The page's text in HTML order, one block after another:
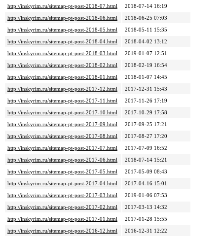
http://inskyrim.ru/sitemap-pt-post-2018-07.html
2018-07-14 16:19
http://inskyrim.ru/sitemap-pt-post-2018-06.html
2018-06-25 07:03
http://inskyrim.ru/sitemap-pt-post-2018-05.html
2018-05-11 15:35
http://inskyrim.ru/sitemap-pt-post-2018-04.html
2018-04-02 13:12
http://inskyrim.ru/sitemap-pt-post-2018-03.html
2019-01-07 12:51
http://inskyrim.ru/sitemap-pt-post-2018-02.html
2018-02-19 16:54
http://inskyrim.ru/sitemap-pt-post-2018-01.html
2018-01-07 14:45
http://inskyrim.ru/sitemap-pt-post-2017-12.html
2017-12-31 15:43
http://inskyrim.ru/sitemap-pt-post-2017-11.html
2017-11-26 17:19
http://inskyrim.ru/sitemap-pt-post-2017-10.html
2017-10-29 17:58
http://inskyrim.ru/sitemap-pt-post-2017-09.html
2017-09-25 17:21
http://inskyrim.ru/sitemap-pt-post-2017-08.html
2017-08-27 17:20
http://inskyrim.ru/sitemap-pt-post-2017-07.html
2017-07-09 16:52
http://inskyrim.ru/sitemap-pt-post-2017-06.html
2018-07-14 15:21
http://inskyrim.ru/sitemap-pt-post-2017-05.html
2017-05-09 08:43
http://inskyrim.ru/sitemap-pt-post-2017-04.html
2017-04-16 15:01
http://inskyrim.ru/sitemap-pt-post-2017-03.html
2019-01-06 07:53
http://inskyrim.ru/sitemap-pt-post-2017-02.html
2017-03-13 14:32
http://inskyrim.ru/sitemap-pt-post-2017-01.html
2017-01-28 15:55
http://inskyrim.ru/sitemap-pt-post-2016-12.html
2016-12-31 12:22